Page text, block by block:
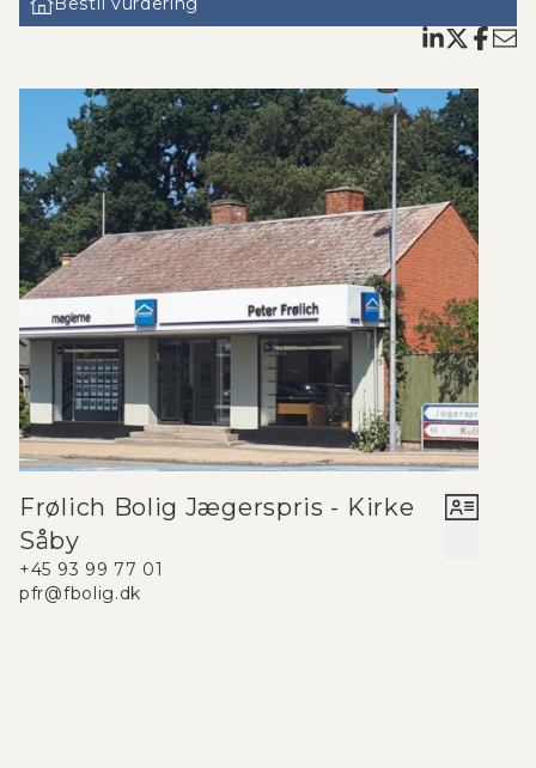
værelse samt endnu en stue med flot udsigt over Roskilde by. Til
boligen hører desuden egen garage med fjernbetjent port samt stort
koder på adgangsdøre samt elevator i Hyrdehøj Centret.
Frølich Bolig Jægerspris - Kirke
Såby
+45 93 99 77 01
pfr@fbolig.dk